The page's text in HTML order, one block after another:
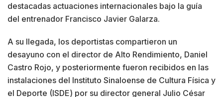
destacadas actuaciones internacionales bajo la guía
del entrenador Francisco Javier Galarza.
A su llegada, los deportistas compartieron un
desayuno con el director de Alto Rendimiento, Daniel
Castro Rojo, y posteriormente fueron recibidos en las
instalaciones del Instituto Sinaloense de Cultura Física y
el Deporte (ISDE) por su director general Julio César